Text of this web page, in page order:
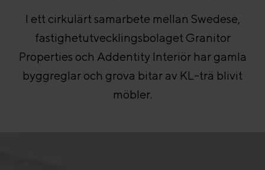
I ett cirkulärt samarbete mellan Swedese,
fastighetutvecklingsbolaget Granitor
Properties och Addentity Interiör har gamla
byggreglar och grova bitar av KL-trä blivit
möbler.